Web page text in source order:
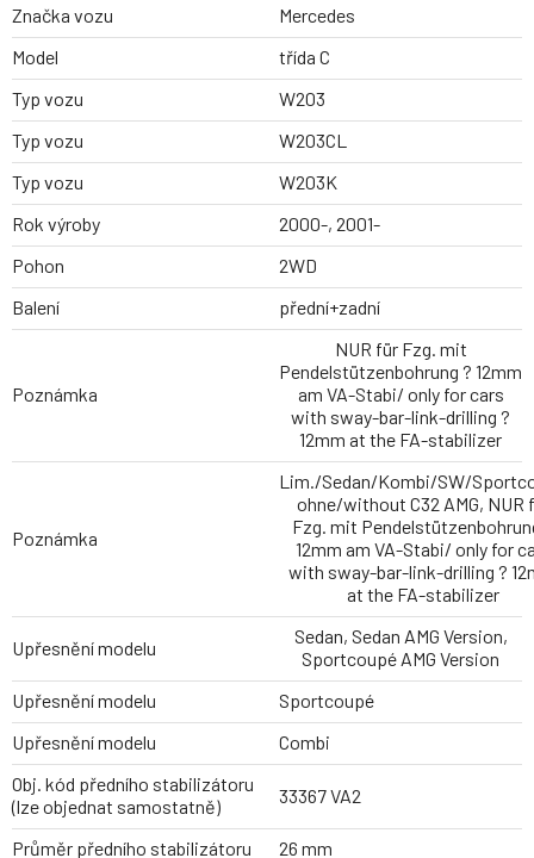
Značka vozu
Mercedes
Model
třída C
Typ vozu
W203
Typ vozu
W203CL
Typ vozu
W203K
Rok výroby
2000-, 2001-
Pohon
2WD
Balení
přední+zadní
Poznámka
NUR für Fzg. mit
Pendelstützenbohrung ? 12mm
am VA-Stabi/ only for cars
with sway-bar-link-drilling ?
12mm at the FA-stabilizer
Poznámka
Lim./Sedan/Kombi/SW/
ohne/without C32 AMG, NUR
Fzg. mit
12mm am VA-Stabi/ only for
with sway-bar-link-drilling ?
at the FA-stabilizer
Upřesnění modelu
Sedan, Sedan AMG Version,
Sportcoupé AMG Version
Upřesnění modelu
Sportcoupé
Upřesnění modelu
Combi
Obj. kód předního stabilizátoru
(lze objednat samostatně)
33367 VA2
Průměr předního stabilizátoru
26 mm